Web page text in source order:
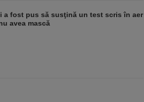
a fost pus să susţină un test scris în aer
avea mască